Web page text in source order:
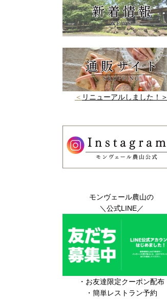
＜ リニューアルしました！＞
モンヴェール農山の
＼公式LINE／
・お友達限定クーポン配布
・簡単レストラン予約